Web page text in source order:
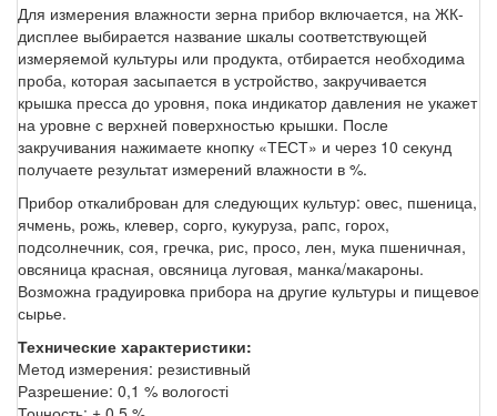
Для измерения влажности зерна прибор включается, на ЖК-
дисплее выбирается название шкалы соответствующей
измеряемой культуры или продукта, отбирается необходима
проба, которая засыпается в устройство, закручивается
крышка пресса до уровня, пока индикатор давления не укажет
на уровне с верхней поверхностью крышки. После
закручивания нажимаете кнопку «ТЕСТ» и через 10 секунд
получаете результат измерений влажности в %.
Прибор откалиброван для следующих культур: овес, пшеница,
ячмень, рожь, клевер, сорго, кукуруза, рапс, горох,
подсолнечник, соя, гречка, рис, просо, лен, мука пшеничная,
овсяница красная, овсяница луговая, манка/макароны.
Возможна градуировка прибора на другие культуры и пищевое
сырье.
Технические характеристики:
Метод измерения: резистивный
Разрешение: 0,1 % вологості